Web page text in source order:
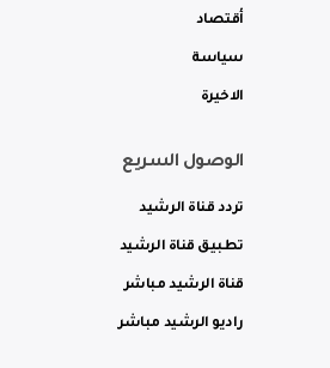
أقتصاد
سياسة
الاخيرة
الوصول السريع
تردد قناة الرشيد
تطبيق قناة الرشيد
قناة الرشيد مباشر
راديو الرشيد مباشر